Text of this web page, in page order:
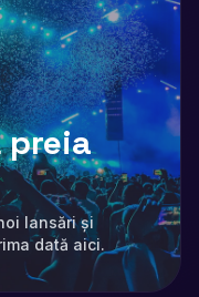
preia
lansări și
dată aici.